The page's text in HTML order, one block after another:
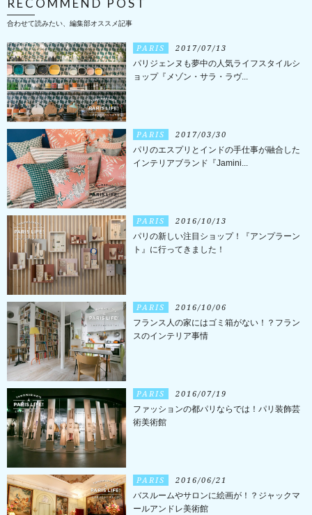
合わせて読みたい、編集部オススメ記事
PARIS 2017/07/13
パリジェンヌも夢中の人気ライフスタイルシ
ョップ『メゾン・サラ・ラヴ...
PARIS 2017/03/30
パリのエスプリとインドの手仕事が融合した
インテリアブランド『Jamini...
PARIS 2016/10/13
パリの新しい注目ショップ！『アンプラーン
ト』に行ってきました！
PARIS 2016/10/06
フランス人の家にはゴミ箱がない！？フラン
スのインテリア事情
PARIS 2016/07/19
ファッションの都パリならでは！パリ装飾芸
術美術館
PARIS 2016/06/21
バスルームやサロンに絵画が！？ジャックマ
ールアンドレ美術館